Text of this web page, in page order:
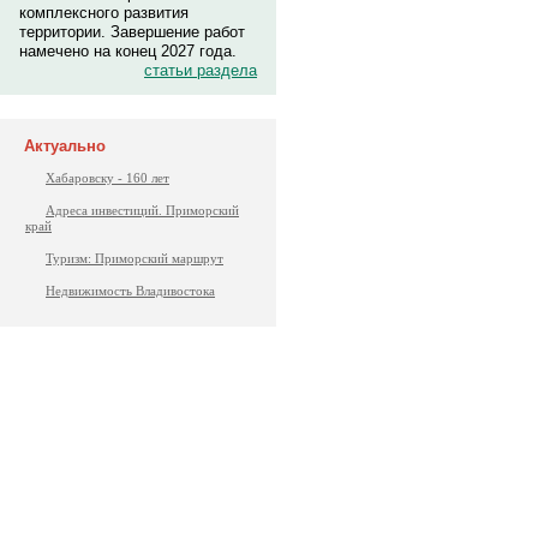
комплексного развития
территории. Завершение работ
намечено на конец 2027 года.
статьи раздела
Актуально
Хабаровску - 160 лет
Адреса инвестиций. Приморский
край
Туризм: Приморский маршрут
Недвижимость Владивостока